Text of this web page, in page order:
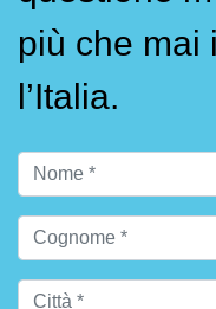
più che mai
l’Italia.